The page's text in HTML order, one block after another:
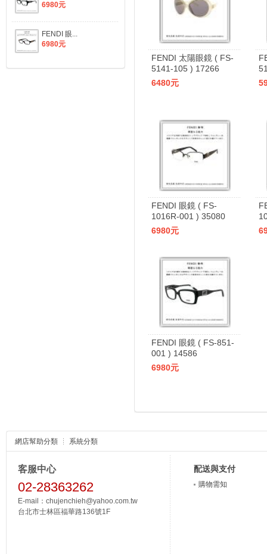
FENDI 太陽眼鏡 ( FS-
5141-105 ) 17266
6480元
FENDI 眼鏡 ( FS-
1016R-001 ) 35080
6980元
FENDI 眼鏡 ( FS-851-
001 ) 14586
6980元
6980元
FENDI 眼...
6980元
網店幫助分類 系統分類
客服中心
02-28363262
E-mail：chujenchieh@yahoo.com.tw
台北市士林區福華路136號1F
配送與支付
購物需知